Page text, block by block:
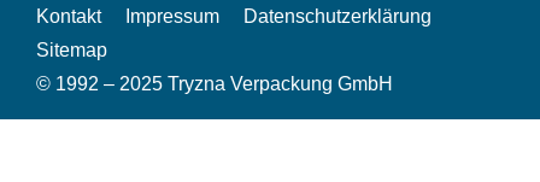
Kontakt Impressum
Datenschutzerklärung
Sitemap
© 1992 – 2025 Tryzna Verpackung GmbH